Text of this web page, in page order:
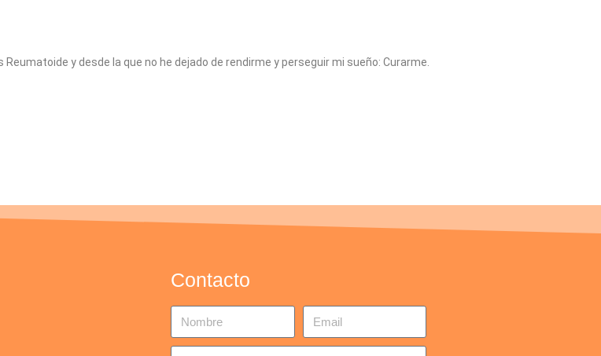
y desde la que no he dejado de rendirme y perseguir mi sueño: Curarme.
Contacto